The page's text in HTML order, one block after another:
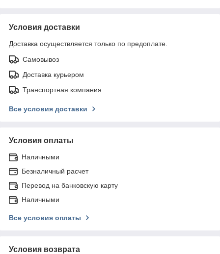
Условия доставки
Доставка осуществляется только по предоплате.
Самовывоз
Доставка курьером
Транспортная компания
Все условия доставки
Условия оплаты
Наличными
Безналичный расчет
Перевод на банковскую карту
Наличными
Все условия оплаты
Условия возврата